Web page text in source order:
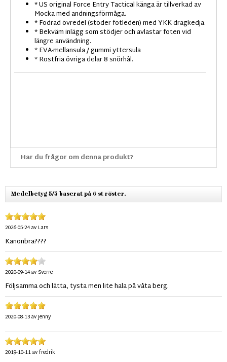
* US original Force Entry Tactical känga är tillverkad av
Mocka med andningsförmåga.
* Fodrad övredel (stöder fotleden) med YKK dragkedja.
* Bekväm inlägg som stödjer och avlastar foten vid
längre användning.
* EVA-mellansula / gummi yttersula
* Rostfria övriga delar 8 snörhål.
Har du frågor om denna produkt?
Medelbetyg 5/5 baserat på 6 st röster.
2026-05-24av Lars
Kanonbra????
2020-09-14av Sverre
Följsamma och lätta, tysta men lite hala på våta berg.
2020-08-13avJenny
2019-10-11avfredrik